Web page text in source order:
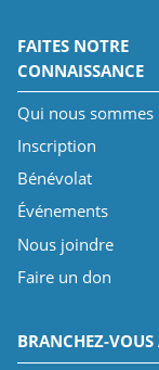
FAITES NOTRE
CONNAISSANCE
Qui nous sommes
Inscription
Bénévolat
Événements
Nous joindre
Faire un don
BRANCHEZ-